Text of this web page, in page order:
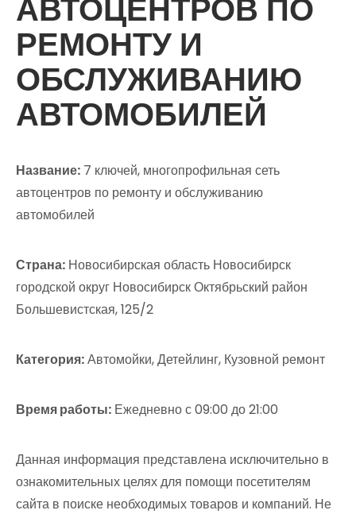
АВТОЦЕНТРОВ ПО
РЕМОНТУ И
ОБСЛУЖИВАНИЮ
АВТОМОБИЛЕЙ
Название: 7 ключей, многопрофильная сеть
автоцентров по ремонту и обслуживанию
автомобилей
Страна: Новосибирская область Новосибирск
городской округ Новосибирск Октябрьский район
Большевистская, 125/2
Категория:Автомойки, Детейлинг, Кузовной ремонт
Время работы: Ежедневно с 09:00 до 21:00
Данная информация представлена исключительно в
ознакомительных целях для помощи посетителям
сайта в поиске необходимых товаров и компаний. Не